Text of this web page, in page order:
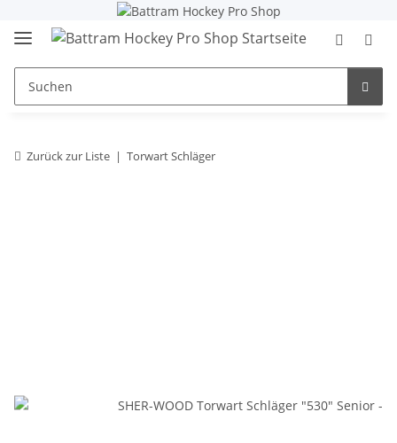
Zurück zur Liste Torwart Schläger